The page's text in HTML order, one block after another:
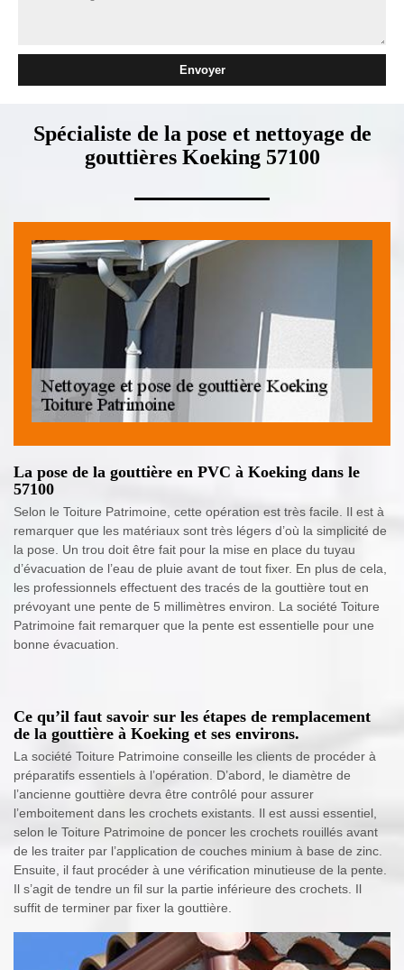
Spécialiste de la pose et nettoyage de
gouttières Koeking 57100
La pose de la gouttière en PVC à Koeking dans le
57100
Selon le Toiture Patrimoine, cette opération est très facile. Il est à
remarquer que les matériaux sont très légers d’où la simplicité de
la pose. Un trou doit être fait pour la mise en place du tuyau
d’évacuation de l’eau de pluie avant de tout fixer. En plus de cela,
les professionnels effectuent des tracés de la gouttière tout en
prévoyant une pente de 5 millimètres environ. La société Toiture
Patrimoine fait remarquer que la pente est essentielle pour une
bonne évacuation.
Ce qu’il faut savoir sur les étapes de remplacement
de la gouttière à Koeking et ses environs.
La société Toiture Patrimoine conseille les clients de procéder à
préparatifs essentiels à l’opération. D’abord, le diamètre de
l’ancienne gouttière devra être contrôlé pour assurer
l’emboitement dans les crochets existants. Il est aussi essentiel,
selon le Toiture Patrimoine de poncer les crochets rouillés avant
de les traiter par l’application de couches minium à base de zinc.
Ensuite, il faut procéder à une vérification minutieuse de la pente.
Il s’agit de tendre un fil sur la partie inférieure des crochets. Il
suffit de terminer par fixer la gouttière.